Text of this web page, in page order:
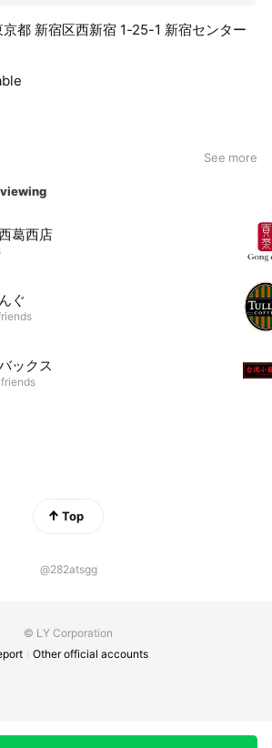
都 新宿区西新宿 1-25-1 新宿センター
See more
葛西店
ぐ
ックス
Top
@282atsgg
© LY Corporation
Other official accounts